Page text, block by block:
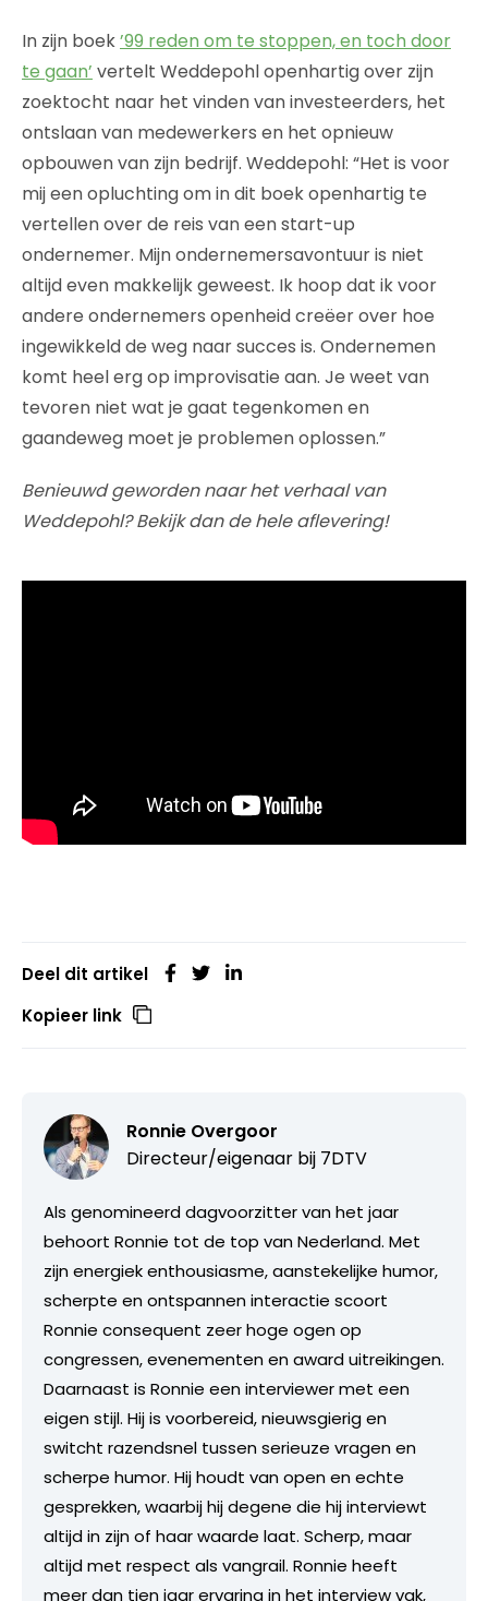
In zijn boek’99 reden om te stoppen, en toch door
te gaan’ vertelt Weddepohl openhartig over zijn
zoektocht naar het vinden van investeerders, het
ontslaan van medewerkers en het opnieuw
opbouwen van zijn bedrijf. Weddepohl: “Het is voor
mij een opluchting om in dit boek openhartig te
vertellen over de reis van een start-up
ondernemer. Mijn ondernemersavontuur is niet
altijd even makkelijk geweest. Ik hoop dat ik voor
andere ondernemers openheid creëer over hoe
ingewikkeld de weg naar succes is. Ondernemen
komt heel erg op improvisatie aan. Je weet van
tevoren niet wat je gaat tegenkomen en
gaandeweg moet je problemen oplossen.”
Benieuwd geworden naar het verhaal van
Weddepohl? Bekijk dan de hele aflevering!
Deel dit artikel
Kopieer link
Ronnie Overgoor
Directeur/eigenaar bij 7DTV
Als genomineerd dagvoorzitter van het jaar
behoort Ronnie tot de top van Nederland. Met
zijn energiek enthousiasme, aanstekelijke humor,
scherpte en ontspannen interactie scoort
Ronnie consequent zeer hoge ogen op
congressen, evenementen en award uitreikingen.
Daarnaast is Ronnie een interviewer met een
eigen stijl. Hij is voorbereid, nieuwsgierig en
switcht razendsnel tussen serieuze vragen en
scherpe humor. Hij houdt van open en echte
gesprekken, waarbij hij degene die hij interviewt
altijd in zijn of haar waarde laat. Scherp, maar
altijd met respect als vangrail. Ronnie heeft
meer dan tien jaar ervaring in het interview vak,